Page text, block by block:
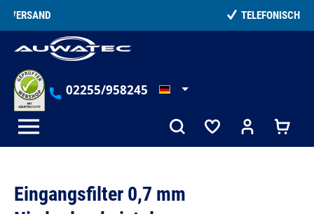
springen TELEFONISCHE BERATUNG
02255/958245
Eingangsfilter 0,7 mm